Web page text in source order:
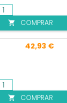
 COMPRAR
42,93 €
 COMPRAR